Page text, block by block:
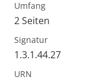
Umfang
2 Seiten
Signatur
1.3.1.44.27
URN